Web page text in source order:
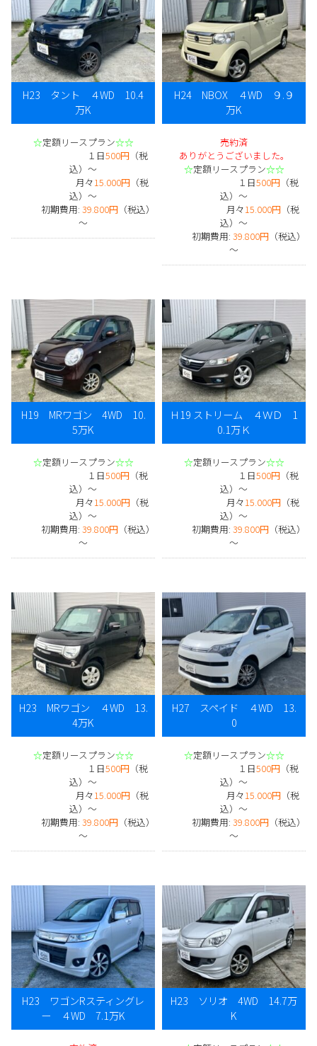
H23 タント ４WD 10.4
万K
☆定額リースプラン☆☆
１日500円（税
込）～
月々15.000円（税
込）～
初期費用: 39.800円 （税込）
～
H24 NBOX ４WD ９.９
万K
売約済
ありがとうございました。
☆定額リースプラン☆☆
１日500円（税
込）～
月々15.000円（税
込）～
初期費用: 39.800円 （税込）
～
H19 MRワゴン 4WD 10.
5万K
☆定額リースプラン☆☆
１日500円（税
込）～
月々15.000円（税
込）～
初期費用: 39.800円 （税込）
～
Ｈ19 ストリーム ４ＷＤ 1
0.1万Ｋ
☆定額リースプラン☆☆
１日500円（税
込）～
月々15.000円（税
込）～
初期費用: 39.800円 （税込）
～
H23 MRワゴン ４WD 13.
4万K
☆定額リースプラン☆☆
１日500円（税
込）～
月々15.000円（税
込）～
初期費用: 39.800円 （税込）
～
H27 スペイド ４WD 13.
0
☆定額リースプラン☆☆
１日500円（税
込）～
月々15.000円（税
込）～
初期費用: 39.800円 （税込）
～
H23 ワゴンRスティングレ
ー ４WD 7.1万K
H23 ソリオ 4WD 14.7万
K